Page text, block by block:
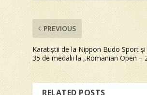
PREVIOUS
Karatiştii de la Nippon Budo Sport
35 de medalii la „Romanian Open –
RELATED POSTS